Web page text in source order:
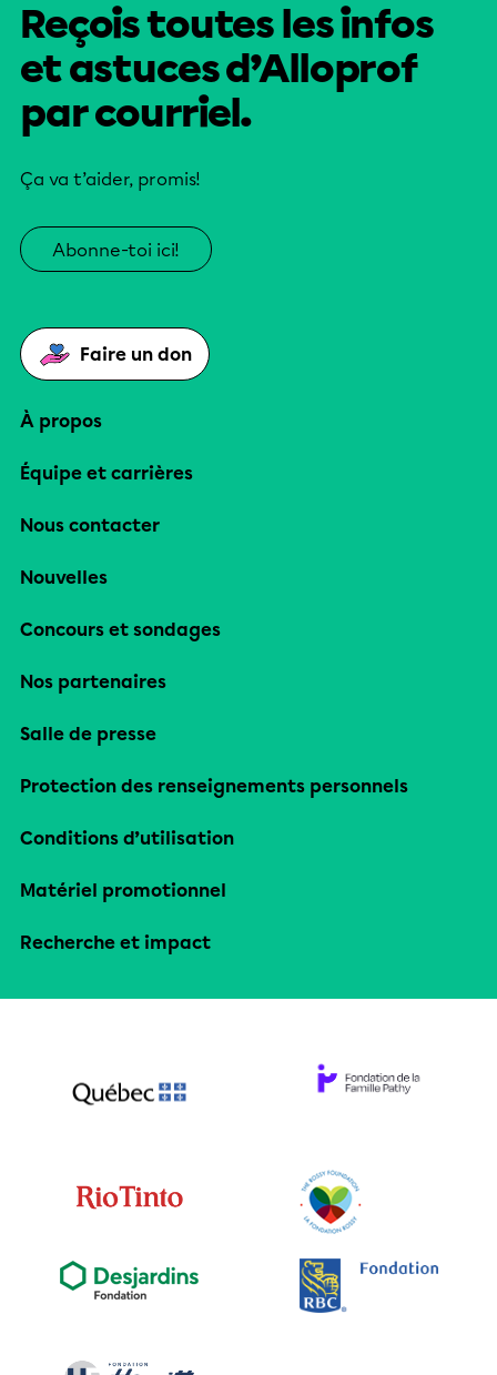
Reçois toutes les infos
et astuces d’Alloprof
par courriel.
Ça va t’aider, promis!
Abonne-toi ici!
Faire un don
À propos
Équipe et carrières
Nous contacter
Nouvelles
Concours et sondages
Nos partenaires
Salle de presse
Protection des renseignements personnels
Conditions d’utilisation
Matériel promotionnel
Recherche et impact